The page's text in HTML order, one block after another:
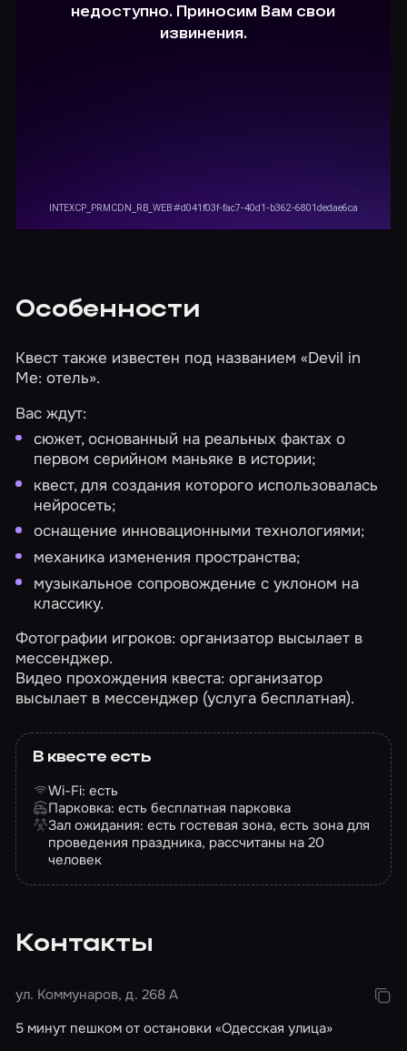
Особенности
Квест также известен под названием «Devil in
Me: отель».
Вас ждут:
сюжет, основанный на реальных фактах о
первом серийном маньяке в истории;
квест, для создания которого использовалась
нейросеть;
оснащение инновационными технологиями;
механика изменения пространства;
музыкальное сопровождение с уклоном на
классику.
Фотографии игроков: организатор высылает в
мессенджер.
Видео прохождения квеста: организатор
высылает в мессенджер (услуга бесплатная).
В квесте есть
Wi-Fi: есть
Парковка: есть бесплатная парковка
Зал ожидания: есть гостевая зона, есть зона для
проведения праздника, рассчитаны на 20
человек
Контакты
ул. Коммунаров, д. 268 А
5 минут пешком от остановки «Одесская улица»